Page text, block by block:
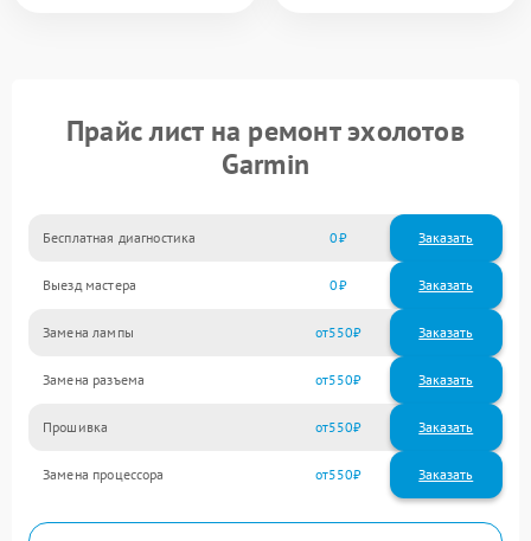
Прайс лист на ремонт эхолотов
Garmin
Бесплатная диагностика 0 Заказать
Выезд мастера 0 Заказать
Замена лампы 550
Замена разъема 550
Прошивка 550
Замена процессора 550